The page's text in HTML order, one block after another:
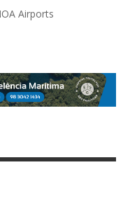
Airports